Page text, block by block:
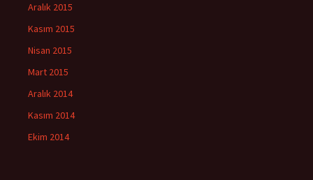
Aralık 2015
Kasım 2015
Nisan 2015
Mart 2015
Aralık 2014
Kasım 2014
Ekim 2014